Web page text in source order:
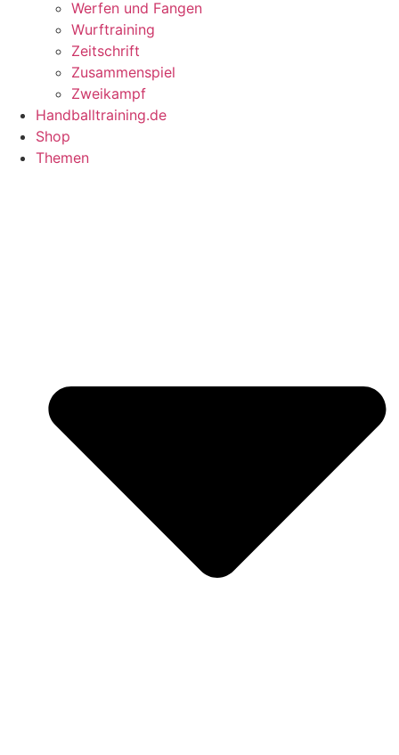
Werfen und Fangen
Wurftraining
Zeitschrift
Zusammenspiel
Zweikampf
Handballtraining.de
Shop
Themen